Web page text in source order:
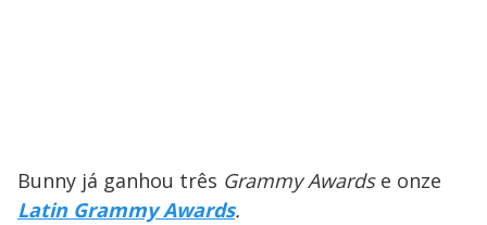
Bunny já ganhou três Grammy Awardse onze
Latin Grammy Awards.